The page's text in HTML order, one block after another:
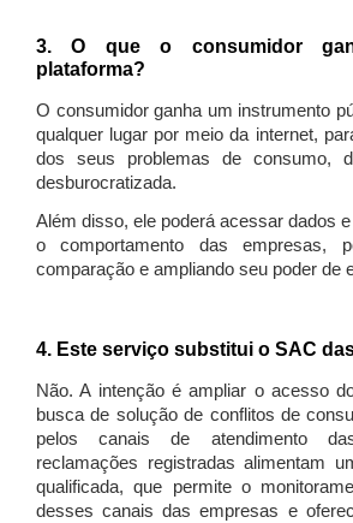
3. O que o consumidor
plataforma?
O consumidor ganha um instrumento
qualquer lugar por meio da internet,
dos seus problemas de consumo,
desburocratizada.
Além disso, ele poderá acessar dados
o comportamento das empresas,
comparação e ampliando seu poder de
4. Este serviço substitui o SAC
Não. A intenção é ampliar o acesso
busca de solução de conflitos de
pelos canais de atendimento
reclamações registradas alimentam
qualificada, que permite o
desses canais das empresas e